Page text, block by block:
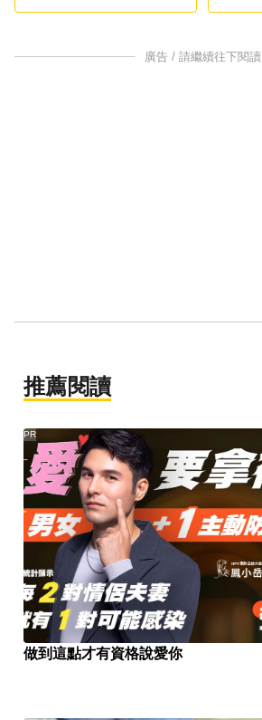
廣告 / 請繼續往下閱讀
推薦閱讀
做到這點才有資格說愛你
PR